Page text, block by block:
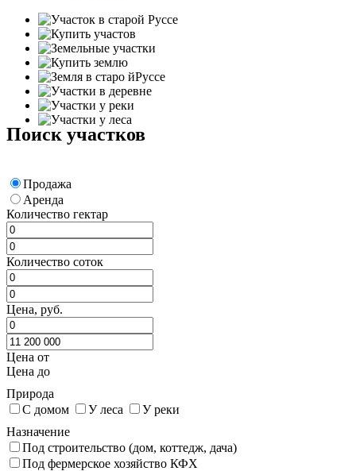
Поиск участков
Продажа
Аренда
Количество гектар
Количество соток
Цена, руб.
Цена от
Цена до
Природа
С домом
У леса
У реки
Назначение
Под строительство (дом, коттедж, дача)
Под фермерское хозяйство КФХ